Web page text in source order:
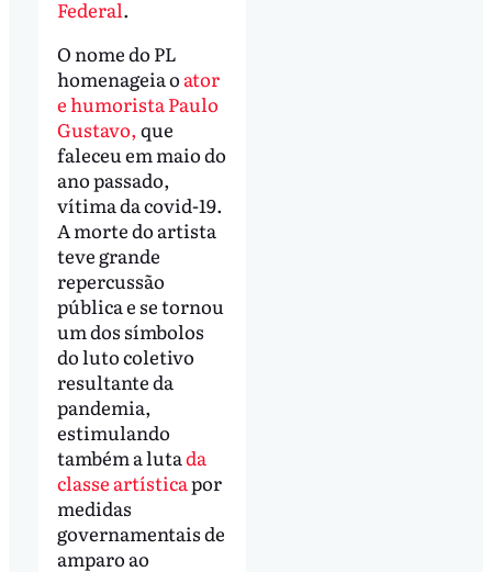
Federal.
O nome do PL
homenageia o ator
e humorista Paulo
Gustavo, que
faleceu em maio do
ano passado,
vítima da covid-19.
A morte do artista
teve grande
repercussão
pública e se tornou
um dos símbolos
do luto coletivo
resultante da
pandemia,
estimulando
também a lutada
classe artísticapor
medidas
governamentais de
amparo ao